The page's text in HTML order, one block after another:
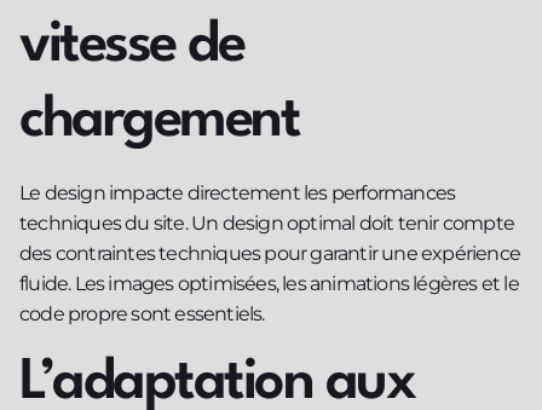
vitesse de
chargement
Le design impacte directement les performances
techniques du site. Un design optimal doit tenir compte
des contraintes techniques pour garantir une expérience
fluide. Les images optimisées, les animations légères et le
code propre sont essentiels.
L’adaptation aux